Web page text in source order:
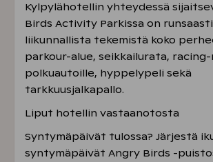
Kylpylähotellin yhteydessä
Birds Activity Parkissa on
liikunnallista tekemistä koko
parkour-alue, seikkailurata,
polkuautoille, hyppelypeli sekä
tarkkuusjalkapallo.
Liput hotellin vastaanotosta
Syntymäpäivät tulossa? Järjestä
syntymäpäivät Angry Birds -